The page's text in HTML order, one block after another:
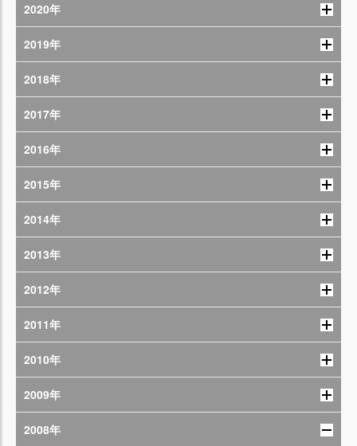
2020年
2019年
2018年
2017年
2016年
2015年
2014年
2013年
2012年
2011年
2010年
2009年
2008年